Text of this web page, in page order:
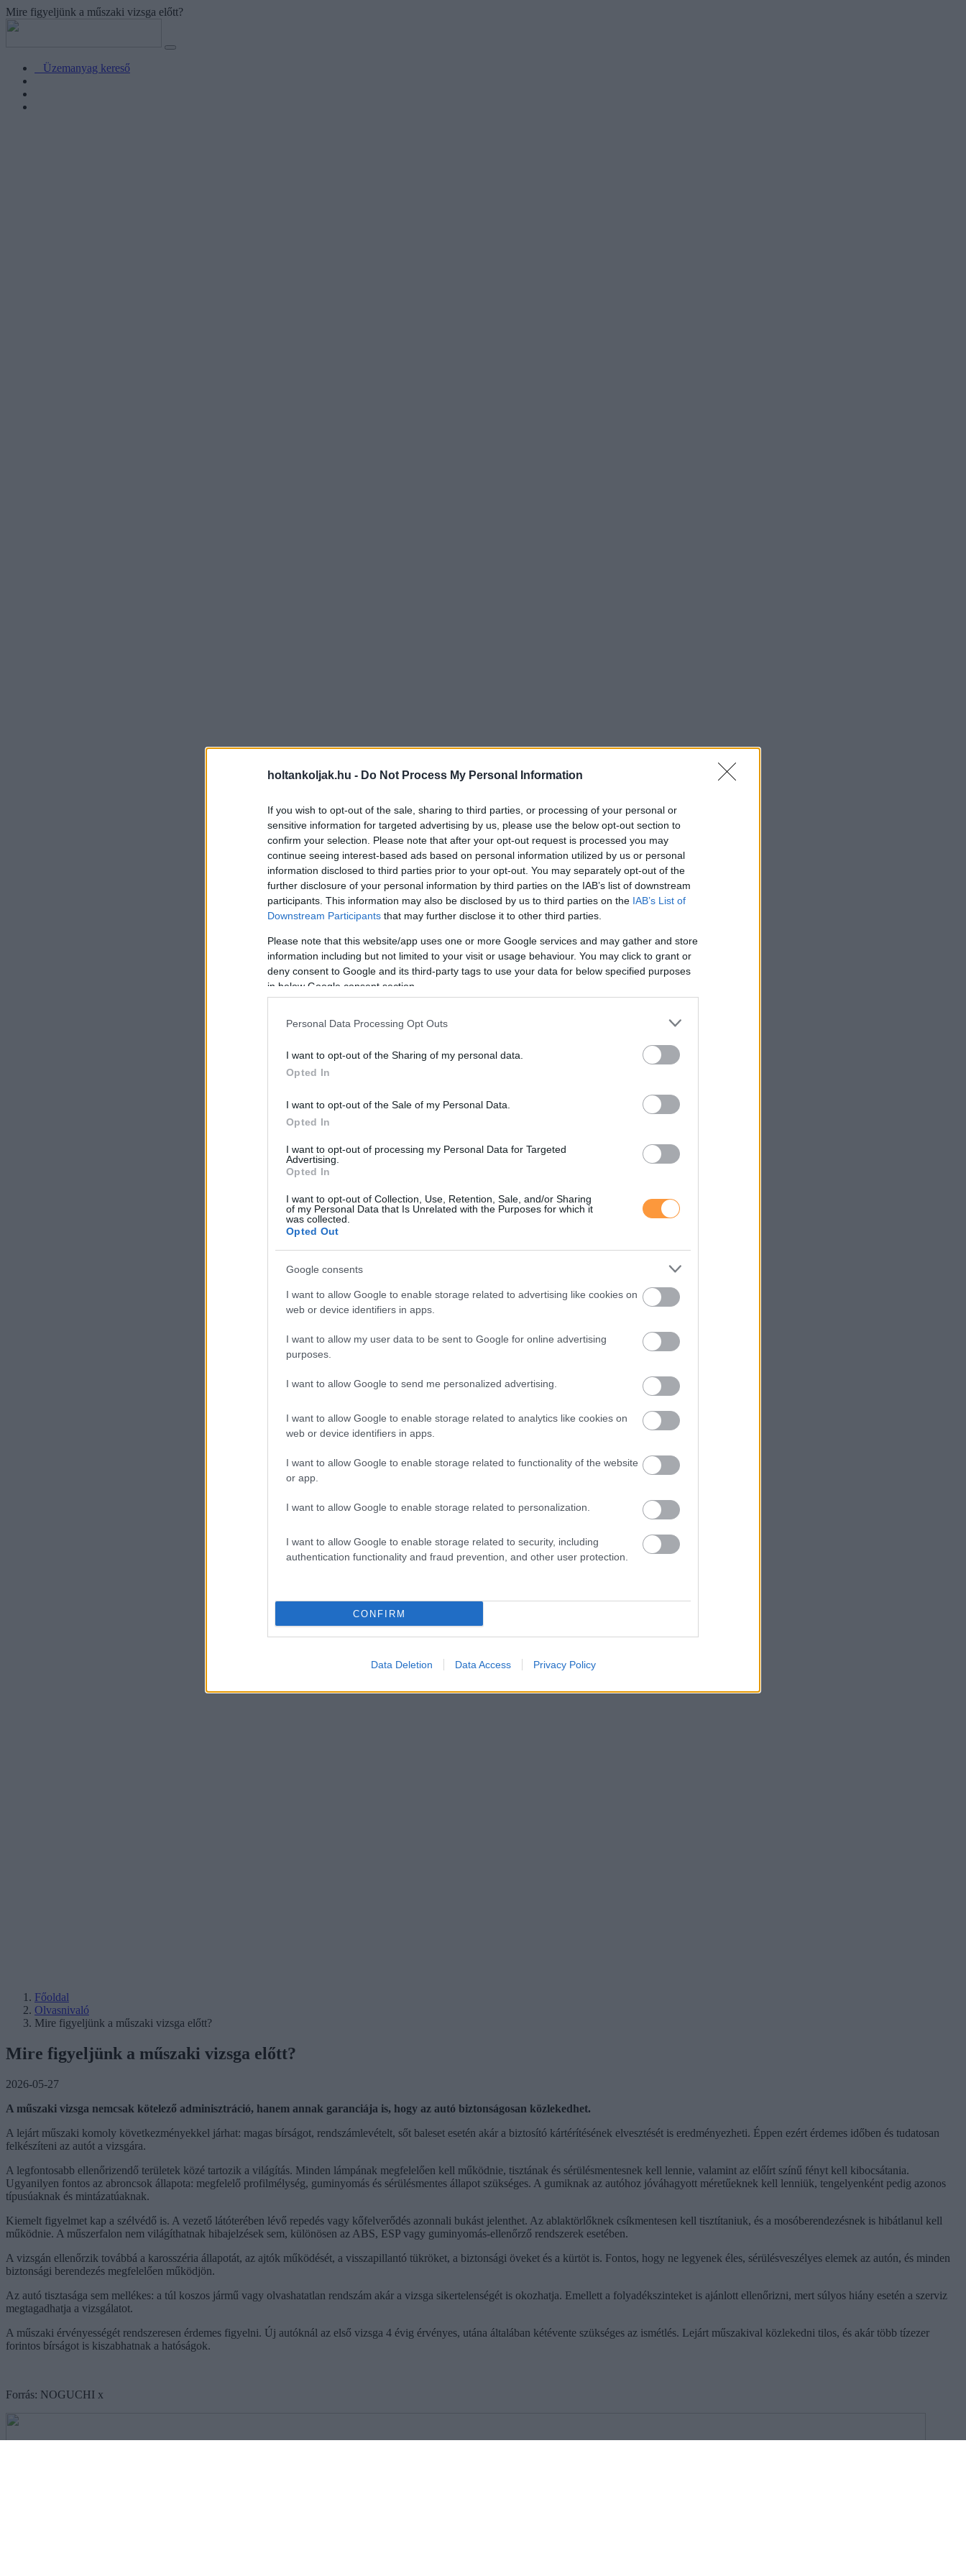
holtankoljak.hu - Do Not Process My Personal Information
If you wish to opt-out of the sale, sharing to third parties, or processing of your personal or
sensitive information for targeted advertising by us, please use the below opt-out section to
confirm your selection. Please note that after your opt-out request is processed you may
continue seeing interest-based ads based on personal information utilized by us or personal
information disclosed to third parties prior to your opt-out. You may separately opt-out of the
further disclosure of your personal information by third parties on the IAB’s list of downstream
participants. This information may also be disclosed by us to third parties on the IAB’s List of
Downstream Participants that may further disclose it to other third parties.
Please note that this website/app uses one or more Google services and may gather and store
information including but not limited to your visit or usage behaviour. You may click to grant or
deny consent to Google and its third-party tags to use your data for below specified purposes
in below Google consent section.
Personal Data Processing Opt Outs
I want to opt-out of the Sharing of my personal data.
Opted In
I want to opt-out of the Sale of my Personal Data.
Opted In
I want to opt-out of processing my Personal Data for Targeted
Advertising.
Opted In
I want to opt-out of Collection, Use, Retention, Sale, and/or Sharing
of my Personal Data that Is Unrelated with the Purposes for which it
was collected.
Opted Out
Google consents
I want to allow Google to enable storage related to advertising like cookies on
web or device identifiers in apps.
I want to allow my user data to be sent to Google for online advertising
purposes.
I want to allow Google to send me personalized advertising.
I want to allow Google to enable storage related to analytics like cookies on
web or device identifiers in apps.
I want to allow Google to enable storage related to functionality of the website
or app.
I want to allow Google to enable storage related to personalization.
I want to allow Google to enable storage related to security, including
authentication functionality and fraud prevention, and other user protection.
CONFIRM
Data Deletion Data Access Privacy Policy
Mire figyeljünk a műszaki vizsga előtt?
Üzemanyag kereső
Főoldal
Olvasnivaló
Mire figyeljünk a műszaki vizsga előtt?
Mire figyeljünk a műszaki vizsga előtt?
2026-05-27
A műszaki vizsga nemcsak kötelező adminisztráció, hanem annak garanciája is, hogy az autó biztonságosan közlekedhet.
A lejárt műszaki komoly következményekkel járhat: magas bírságot, rendszámlevételt, sőt baleset esetén akár a biztosító kártérítésének elvesztését is eredményezheti. Éppen ezért érdemes időben és tudatosan
felkészíteni az autót a vizsgára.
A legfontosabb ellenőrizendő területek közé tartozik a világítás. Minden lámpának megfelelően kell működnie, tisztának és sérülésmentesnek kell lennie, valamint az előírt színű fényt kell kibocsátania.
Ugyanilyen fontos az abroncsok állapota: megfelelő profilmélység, guminyomás és sérülésmentes állapot szükséges. A gumiknak az autóhoz jóváhagyott méretűeknek kell lenniük, tengelyenként pedig azonos
típusúaknak és mintázatúaknak.
Kiemelt figyelmet kap a szélvédő is. A vezető látóterében lévő repedés vagy kőfelverődés azonnali bukást jelenthet. Az ablaktörlőknek csíkmentesen kell tisztítaniuk, és a mosóberendezésnek is hibátlanul kell
működnie. A műszerfalon nem világíthatnak hibajelzések sem, különösen az ABS, ESP vagy guminyomás-ellenőrző rendszerek esetében.
A vizsgán ellenőrzik továbbá a karosszéria állapotát, az ajtók működését, a visszapillantó tükröket, a biztonsági öveket és a kürtöt is. Fontos, hogy ne legyenek éles, sérülésveszélyes elemek az autón, és minden
biztonsági berendezés megfelelően működjön.
Az autó tisztasága sem mellékes: a túl koszos jármű vagy olvashatatlan rendszám akár a vizsga sikertelenségét is okozhatja. Emellett a folyadékszinteket is ajánlott ellenőrizni, mert súlyos hiány esetén a szerviz
megtagadhatja a vizsgálatot.
A műszaki érvényességét rendszeresen érdemes figyelni. Új autóknál az első vizsga 4 évig érvényes, utána általában kétévente szükséges az ismétlés. Lejárt műszakival közlekedni tilos, és akár több tízezer
forintos bírságot is kiszabhatnak a hatóságok.
Forrás: NOGUCHI x